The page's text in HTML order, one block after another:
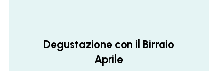
Degustazione con il Birraio
Aprile